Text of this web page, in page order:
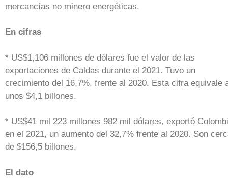
mercancías no minero energéticas.
En cifras
* US$1,106 millones de dólares fue el valor de las
exportaciones de Caldas durante el 2021. Tuvo un
crecimiento del 16,7%, frente al 2020. Esta cifra equivale
unos $4,1 billones.
* US$41 mil 223 millones 982 mil dólares, exportó
en el 2021, un aumento del 32,7% frente al 2020. Son
de $156,5 billones.
El dato